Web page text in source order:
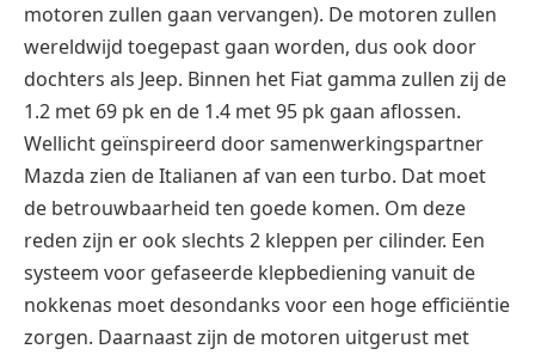
motoren zullen gaan vervangen). De motoren zullen
wereldwijd toegepast gaan worden, dus ook door
dochters als Jeep. Binnen het Fiat gamma zullen zij de
1.2 met 69 pk en de 1.4 met 95 pk gaan aflossen.
Wellicht geïnspireerd door samenwerkingspartner
Mazda zien de Italianen af van een turbo. Dat moet
de betrouwbaarheid ten goede komen. Om deze
reden zijn er ook slechts 2 kleppen per cilinder. Een
systeem voor gefaseerde klepbediening vanuit de
nokkenas moet desondanks voor een hoge efficiëntie
zorgen. Daarnaast zijn de motoren uitgerust met